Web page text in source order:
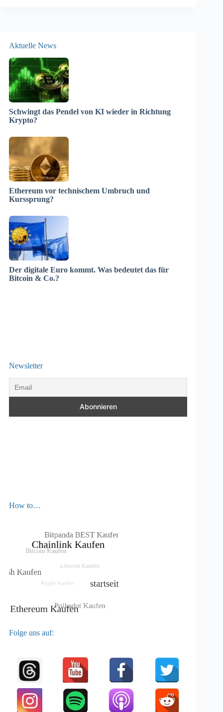
Aktuelle News
Schwingt das Pendel von KI wieder in Richtung
Krypto?
Ethereum vor technischem Umbruch und
Kurssprung?
Der digitale Euro kommt. Was bedeutet das für
Bitcoin & Co.?
Newsletter
How to…
Folge uns auf: